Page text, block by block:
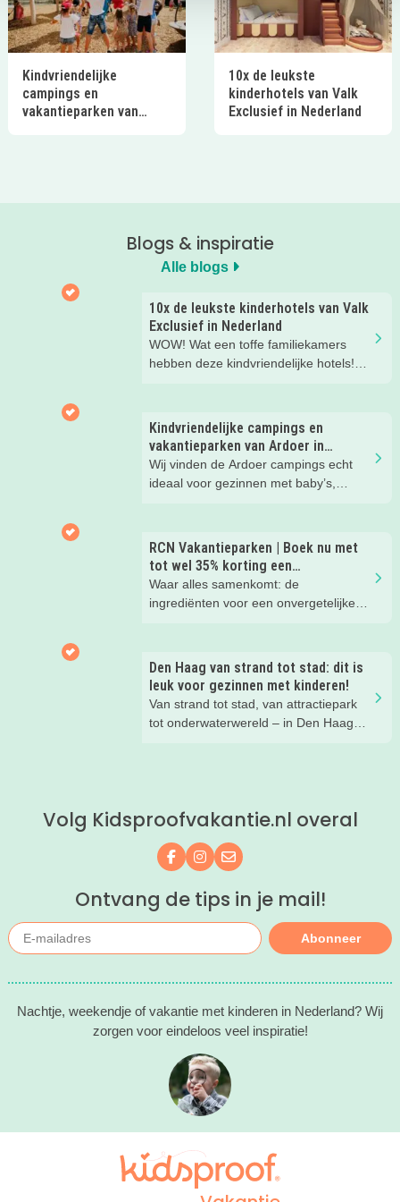
Kindvriendelijke
campings en
vakantieparken van
10x de leukste
kinderhotels van Valk
Exclusief in Nederland
Blogs & inspiratie
Alle blogs
10x de leukste kinderhotels van Valk
Exclusief in Nederland
WOW! Wat een toffe familiekamers
hebben deze kindvriendelijke hotels!
kinderhotels van Valk Exclusief en
boek een heerlijk nachtje weg met je
kind(eren).
Kindvriendelijke campings en
vakantieparken van Ardoer in
Nederland
Wij vinden de Ardoer campings echt
ideaal voor gezinnen met baby’s,
RCN Vakantieparken | Boek nu met
tot wel 35% korting een
zomervakantie!
Waar alles samenkomt: de
ingrediënten voor een onvergetelijke
Den Haag van strand tot stad: dit is
leuk voor gezinnen met kinderen!
Van strand tot stad, van attractiepark
tot onderwaterwereld – in Den Haag
Volg Kidsproofvakantie.nl overal
Volg ons op Facebook
Volg ons op Instagram
Mail ons
Ontvang de tips in je mail!
Abonneer
Nachtje, weekendje of vakantie met kinderen in Nederland? Wij
zorgen voor eindeloos veel inspiratie!